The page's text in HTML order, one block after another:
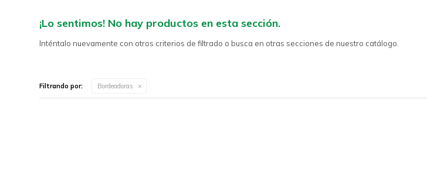
¡Lo sentimos! No hay productos en esta sección.
Inténtalo nuevamente con otros criterios de filtrado o busca en otras secciones de nuestro catálogo.
Filtrando por: Bordeadoras